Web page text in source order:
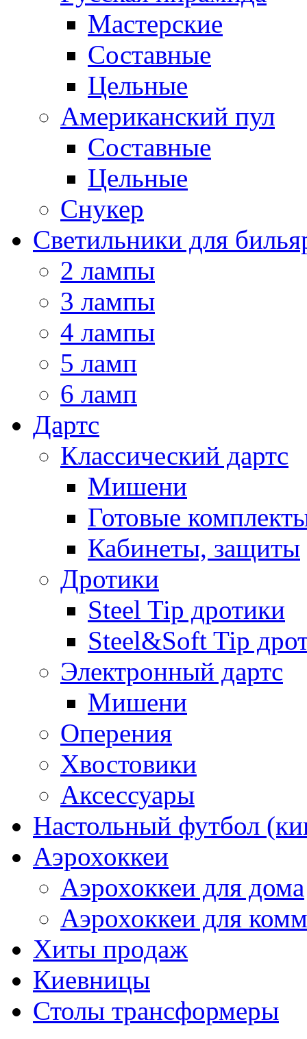
Мастерские
Составные
Цельные
Американский пул
Составные
Цельные
Снукер
Светильники для
2 лампы
3 лампы
4 лампы
5 ламп
6 ламп
Дартс
Классический дартс
Мишени
Готовые
Кабинеты, защиты
Дротики
Steel Tip дротики
Steel&Soft Tip
Электронный дартс
Мишени
Оперения
Хвостовики
Аксессуары
Настольный футбол
Аэрохоккеи
Аэрохоккеи для дома
Аэрохоккеи для
Хиты продаж
Киевницы
Столы трансформеры